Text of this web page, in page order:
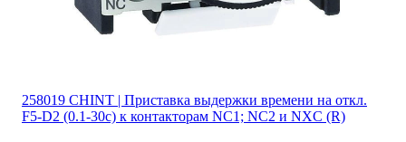
258019 CHINT | Приставка выдержки времени на откл.
F5-D2 (0.1-30с) к контакторам NC1; NC2 и NXC (R)